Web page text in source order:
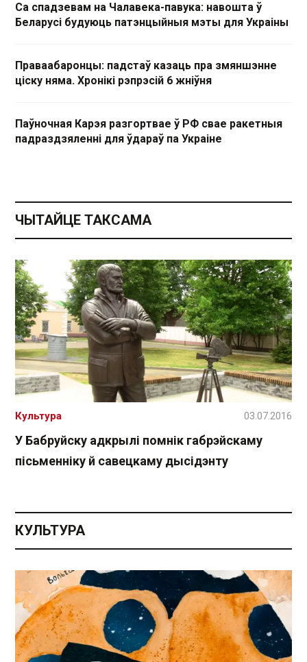
Са спадзевам на Чалавека-павука: навошта ў
Беларусі будуюць патэнцыйныя мэты для Украіны
Праваабаронцы: падстаў казаць пра змяншэнне
ціску няма. Хронікі рэпрэсій 6 жніўня
Паўночная Карэя разгортвае ў РФ свае ракетныя
падраздзяленні для ўдараў па Украіне
ЧЫТАЙЦЕ ТАКСАМА
У Бабруйску адкрылі помнік габрэйскаму
пісьменніку й савецкаму дысідэнту
Культура 03.07.2016
КУЛЬТУРА